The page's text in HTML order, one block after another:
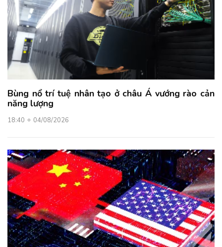
Bùng nổ trí tuệ nhân tạo ở châu Á vướng rào cản
năng lượng
18:40 04/08/2026